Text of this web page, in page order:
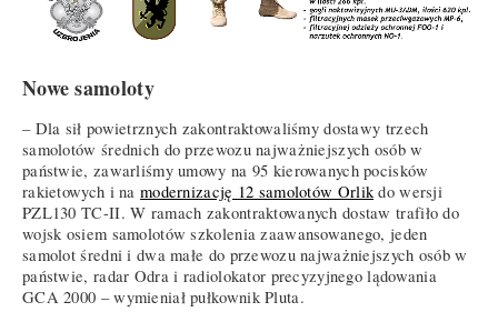
Nowe samoloty
– Dla sił powietrznych zakontraktowaliśmy dostawy trzech
samolotów średnich do przewozu najważniejszych osób w
państwie, zawarliśmy umowy na 95 kierowanych pocisków
rakietowych i na modernizację 12 samolotów Orlikdo wersji
PZL130 TC-II. W ramach zakontraktowanych dostaw trafiło do
wojsk osiem samolotów szkolenia zaawansowanego, jeden
samolot średni i dwa małe do przewozu najważniejszych osób w
państwie, radar Odra i radiolokator precyzyjnego lądowania
GCA 2000 – wymieniał pułkownik Pluta.